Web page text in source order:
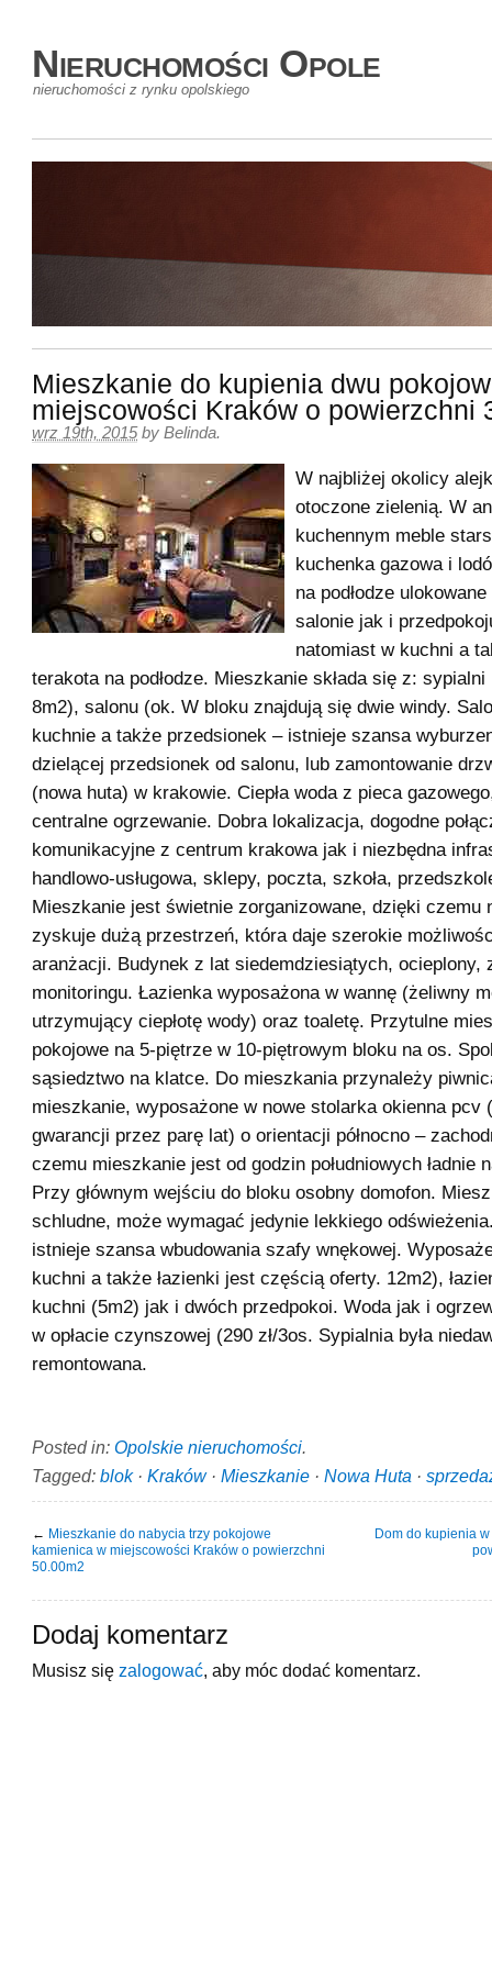
Nieruchomości Opole
nieruchomości z rynku opolskiego
Mieszkanie do kupienia dwu
miejscowości Kraków o powierzchni
wrz 19th, 2015 by Belinda.
W najbliżej okolicy
otoczone zielenią. W
kuchennym meble
kuchenka gazowa i
na podłodze
salonie jak i
natomiast w kuchni a
terakota na podłodze. Mieszkanie składa się z:
8m2), salonu (ok. W bloku znajdują się dwie windy.
kuchnie a także przedsionek – istnieje szansa
dzielącej przedsionek od salonu, lub zamontowanie
(nowa huta) w krakowie. Ciepła woda z pieca
centralne ogrzewanie. Dobra lokalizacja, dogodne
komunikacyjne z centrum krakowa jak i niezbędna
handlowo-usługowa, sklepy, poczta, szkoła,
Mieszkanie jest świetnie zorganizowane, dzięki czemu
zyskuje dużą przestrzeń, która daje szerokie
aranżacji. Budynek z lat siedemdziesiątych, ocieplony,
monitoringu. Łazienka wyposażona w wannę (żeliwny
utrzymujący ciepłotę wody) oraz toaletę. Przytulne
pokojowe na 5-piętrze w 10-piętrowym bloku na os.
sąsiedztwo na klatce. Do mieszkania przynależy
mieszkanie, wyposażone w nowe stolarka okienna pcv
gwarancji przez parę lat) o orientacji północno –
czemu mieszkanie jest od godzin południowych ładnie
Przy głównym wejściu do bloku osobny domofon.
schludne, może wymagać jedynie lekkiego
istnieje szansa wbudowania szafy wnękowej.
kuchni a także łazienki jest częścią oferty. 12m2),
kuchni (5m2) jak i dwóch przedpokoi. Woda jak i
w opłacie czynszowej (290 zł/3os. Sypialnia była
remontowana.
Posted in: Opolskie nieruchomości.
Tagged: blok· Kraków· Mieszkanie · Nowa Huta ·
← Mieszkanie do nabycia trzy pokojowe
kamienica w miejscowości Kraków o powierzchni
50.00m2
Dom do kupienia
Dodaj komentarz
Musisz się zalogować , aby móc dodać komentarz.